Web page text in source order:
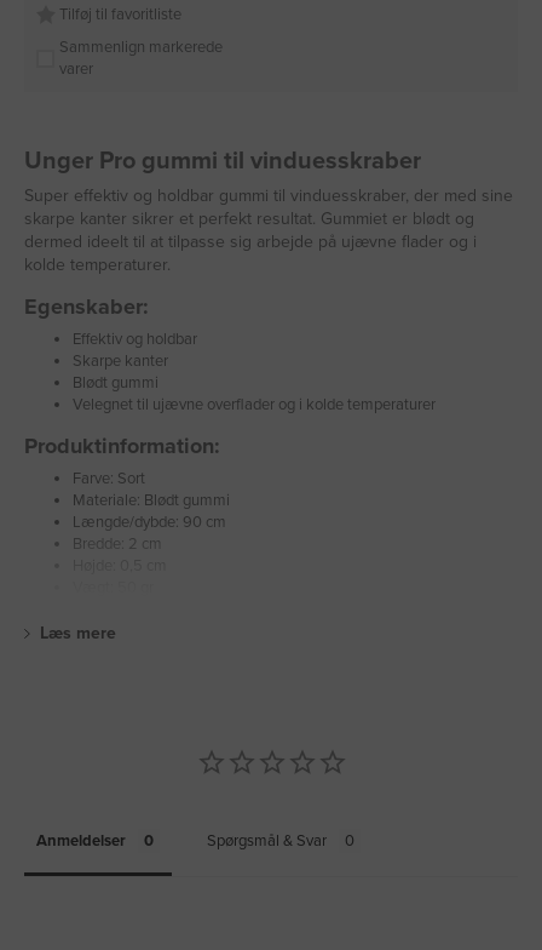
Tilføj til favoritliste
Sammenlign markerede
varer
Unger Pro gummi til vinduesskraber
Super effektiv og holdbar gummi til vinduesskraber, der med sine
skarpe kanter sikrer et perfekt resultat. Gummiet er blødt og
dermed ideelt til at tilpasse sig arbejde på ujævne flader og i
kolde temperaturer.
Egenskaber:
Effektiv og holdbar
Skarpe kanter
Blødt gummi
Velegnet til ujævne overflader og i kolde temperaturer
Produktinformation:
Farve: Sort
Materiale: Blødt gummi
Længde/dybde: 90 cm
Bredde: 2 cm
Læs mere
Anmeldelser Spørgsmål & Svar